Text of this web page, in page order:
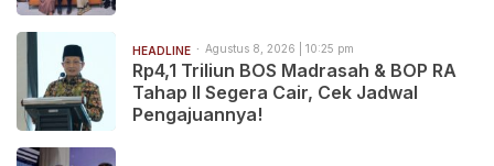
HEADLINE Agustus 8, 2026 | 10:25 pm
Rp4,1 Triliun BOS Madrasah & BOP RA
Tahap II Segera Cair, Cek Jadwal
Pengajuannya!